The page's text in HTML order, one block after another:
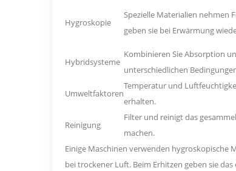
Hygroskopie
Spezielle Materialien nehmen
geben sie bei Erwärmung
Hybridsysteme
Kombinieren Sie Absorption
unterschiedlichen
Umweltfaktoren
Temperatur und
erhalten.
Reinigung
Filter und reinigt das
machen.
Einige Maschinen verwenden hygroskopische
bei trockener Luft. Beim Erhitzen geben sie